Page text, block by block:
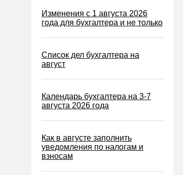
Водный налог
Экологический налог
Налог на игорный бизнес
Акцизы
Возврат и зачет налогов
Налоговые проверки
Ответственность
Статистика
Изменения с 1 августа 2026
года для бухгалтера и не только
Список дел бухгалтера на
август
Календарь бухгалтера на 3-7
августа 2026 года
Как в августе заполнить
уведомления по налогам и
взносам